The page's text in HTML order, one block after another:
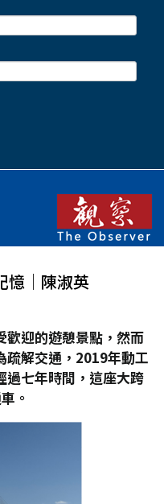
憶│陳淑英
歡迎的遊憩景點，然而
疏解交通，2019年動工
過七年時間，這座大跨
。